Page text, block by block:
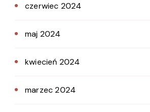
czerwiec 2024
maj 2024
kwiecień 2024
marzec 2024